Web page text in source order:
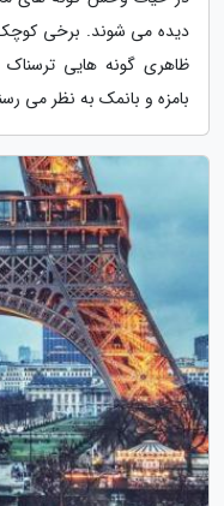
دیده می شوند. برخی کوچک
ظاهری گونه هایی ترسناک
بامزه و بانمک به نظر می